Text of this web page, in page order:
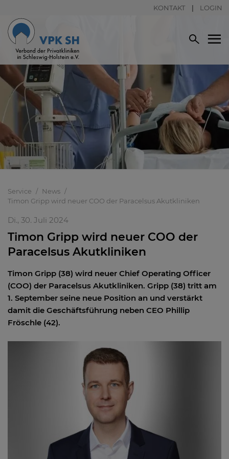
KONTAKT LOGIN
Service
News
Timon Gripp wird neuer COO der Paracelsus Akutkliniken
Di., 30. Juli 2024
Timon Gripp wird neuer COO der
Paracelsus Akutkliniken
Timon Gripp (38) wird neuer Chief Operating Officer
(COO) der Paracelsus Akutkliniken. Gripp (38) tritt am
1. September seine neue Position an und verstärkt
damit die Geschäftsführung neben CEO Phillip
Fröschle (42).